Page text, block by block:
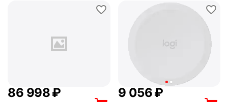
86 998₽ 9 056₽